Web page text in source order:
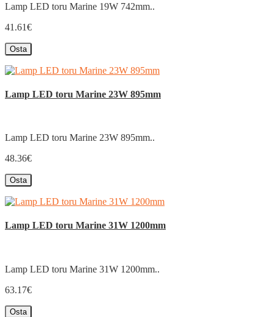
Lamp LED toru Marine 19W 742mm..
41.61€
Osta
Lamp LED toru Marine 23W 895mm
Lamp LED toru Marine 23W 895mm..
48.36€
Osta
Lamp LED toru Marine 31W 1200mm
Lamp LED toru Marine 31W 1200mm..
63.17€
Osta